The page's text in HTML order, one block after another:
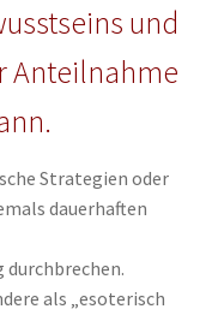
und
Anteilnahme
Strategien oder
dauerhaften
durchbrechen.
als „esoterisch